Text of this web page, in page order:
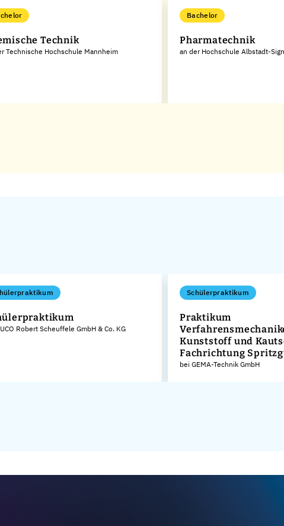
Technik
Technische Hochschule Mannheim
Bachelor
Pharmatechnik
an der Hochschule Albstadt-
Robert Scheuffele GmbH & Co. KG
Schülerpraktikum
Praktikum
Kunststoff und
Fachrichtung
bei GEMA-Technik GmbH